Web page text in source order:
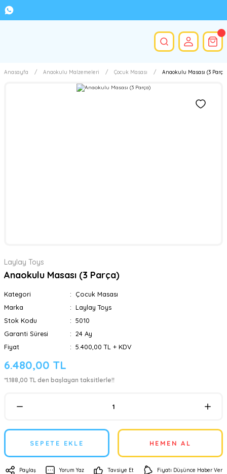
Anasayfa Anaokulu Malzemeleri Çocuk Masası Anaokulu Masası (3 Parça)
Laylay Toys
Anaokulu Masası (3 Parça)
Kategori
Çocuk Masası
Marka
Laylay Toys
Stok Kodu
5010
Garanti Süresi
24 Ay
Fiyat
5.400,00 TL + KDV
6.480,00 TL
*1.188,00 TL den başlayan taksitlerle!!
SEPETE EKLE HEMEN AL
Paylaş Yorum Yaz Tavsiye Et Fiyatı Düşünce Haber Ver